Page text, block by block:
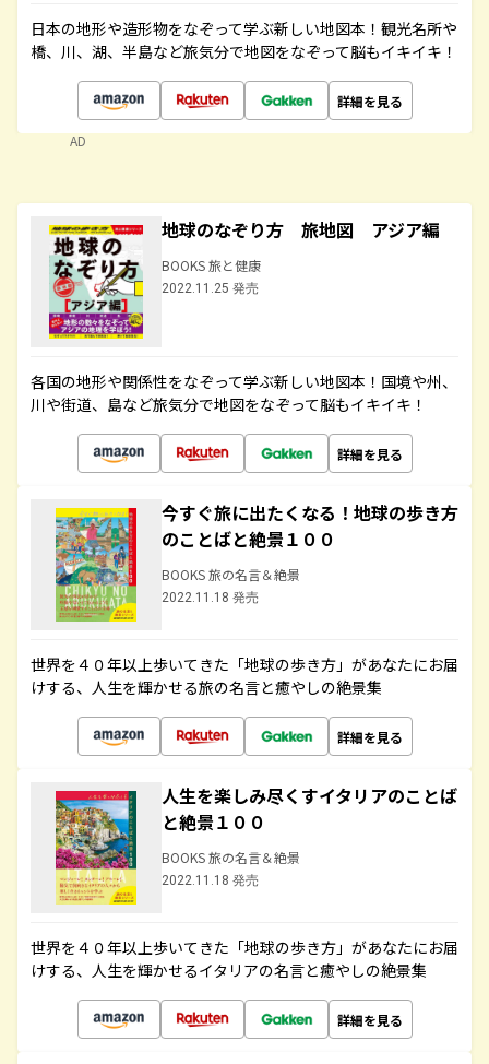
日本の地形や造形物をなぞって学ぶ新しい地図本！観光名所や
橋、川、湖、半島など旅気分で地図をなぞって脳もイキイキ！
詳細を見る
AD
地球のなぞり方 旅地図 アジア編
BOOKS 旅と健康
2022.11.25 発売
各国の地形や関係性をなぞって学ぶ新しい地図本！国境や州、
川や街道、島など旅気分で地図をなぞって脳もイキイキ！
詳細を見る
今すぐ旅に出たくなる！地球の歩き方
のことばと絶景１００
BOOKS 旅の名言＆絶景
2022.11.18 発売
世界を４０年以上歩いてきた「地球の歩き方」があなたにお届
けする、人生を輝かせる旅の名言と癒やしの絶景集
詳細を見る
人生を楽しみ尽くすイタリアのことば
と絶景１００
BOOKS 旅の名言＆絶景
2022.11.18 発売
世界を４０年以上歩いてきた「地球の歩き方」があなたにお届
けする、人生を輝かせるイタリアの名言と癒やしの絶景集
詳細を見る